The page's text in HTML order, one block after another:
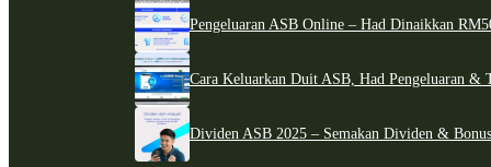
Pengeluaran ASB Online – Had Dinaikkan
Cara Keluarkan Duit ASB, Had Pengeluaran &
Dividen ASB 2025 – Semakan Dividen &